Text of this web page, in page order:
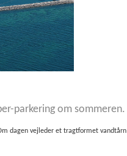
parkering om sommeren.
dagen vejleder et tragtformet vandtårn